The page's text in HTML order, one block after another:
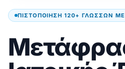
ΠΙΣΤΟΠΟΊΗΣΗ 120+ ΓΛΩΣΣΏΝ